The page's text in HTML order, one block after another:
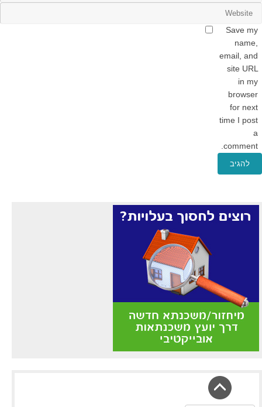
Save my
name,
email, and
site URL
in my
browser
for next
time I post
a
comment.